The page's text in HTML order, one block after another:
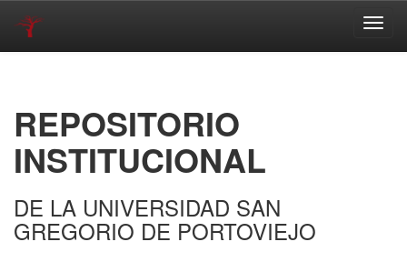
REPOSITORIO
INSTITUCIONAL
DE LA UNIVERSIDAD SAN
GREGORIO DE PORTOVIEJO